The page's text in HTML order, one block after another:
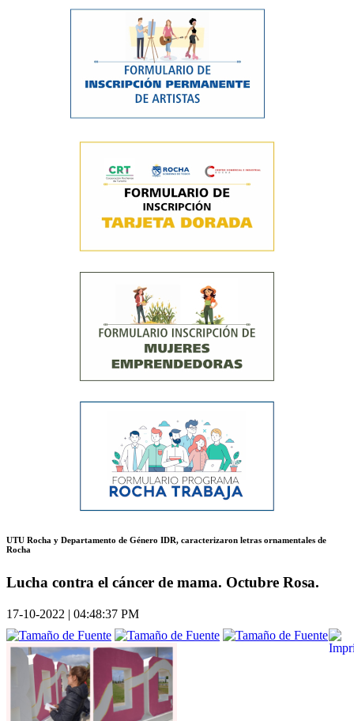
UTU Rocha y Departamento de Género IDR, caracterizaron letras ornamentales de
Rocha
Lucha contra el cáncer de mama. Octubre Rosa.
17-10-2022 | 04:48:37 PM